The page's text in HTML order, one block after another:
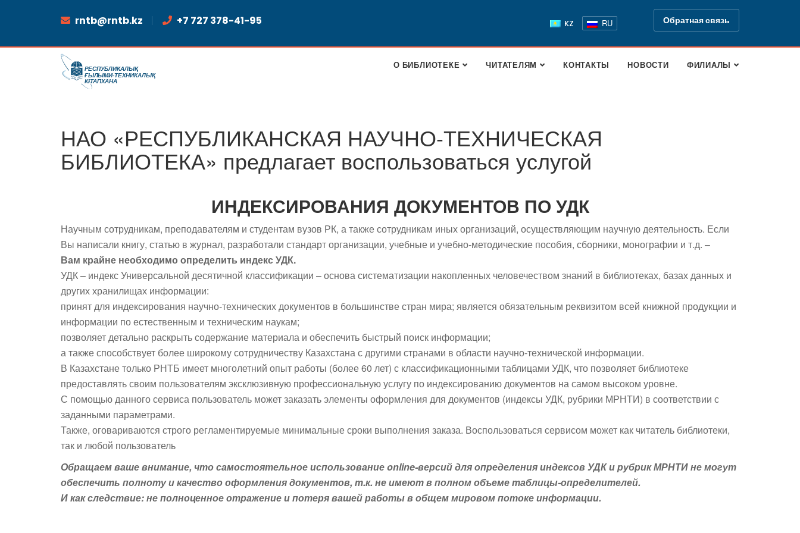
rntb@rntb.kz +7 727 378-41-95 KZ RU Обратная связь
О БИБЛИОТЕКЕ ЧИТАТЕЛЯМ КОНТАКТЫ НОВОСТИ ФИЛИАЛЫ
НАО «РЕСПУБЛИКАНСКАЯ НАУЧНО-ТЕХНИЧЕСКАЯ
БИБЛИОТЕКА» предлагает воспользоваться услугой
ИНДЕКСИРОВАНИЯ ДОКУМЕНТОВ ПО УДК
Научным сотрудникам, преподавателям и студентам вузов РК, а также сотрудникам иных организаций, осуществляющим научную деятельность. Если
Вы написали книгу, статью в журнал, разработали стандарт организации, учебные и учебно-методические пособия, сборники, монографии и т.д. –
Вам крайне необходимо определить индекс УДК.
УДК – индекс Универсальной десятичной классификации – основа систематизации накопленных человечеством знаний в библиотеках, базах данных и
других хранилищах информации:
принят для индексирования научно-технических документов в большинстве стран мира; является обязательным реквизитом всей книжной продукции и
информации по естественным и техническим наукам;
позволяет детально раскрыть содержание материала и обеспечить быстрый поиск информации;
а также способствует более широкому сотрудничеству Казахстана с другими странами в области научно-технической информации.
В Казахстане только РНТБ имеет многолетний опыт работы (более 60 лет) с классификационными таблицами УДК, что позволяет библиотеке
предоставлять своим пользователям эксклюзивную профессиональную услугу по индексированию документов на самом высоком уровне.
С помощью данного сервиса пользователь может заказать элементы оформления для документов (индексы УДК, рубрики МРНТИ) в соответствии с
заданными параметрами.
Также, оговариваются строго регламентируемые минимальные сроки выполнения заказа. Воспользоваться сервисом может как читатель библиотеки,
так и любой пользователь
Обращаем ваше внимание, что самостоятельное использование online-версий для определения индексов УДК и рубрик МРНТИ не могут
обеспечить полноту и качество оформления документов, т.к. не имеют в полном объеме таблицы-определителей.
И как следствие: не полноценное отражение и потеря вашей работы в общем мировом потоке информации.
Поддержка РНТБ